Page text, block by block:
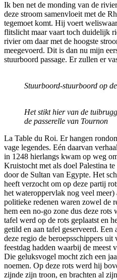
Ik ben net de monding van de
deze stroom samenvloeit met de
tegemoet komt. Hij voert
flitslicht maar vaart toch duidelijk
rivier om daar met de hoogste
meegevoerd. Dit is dan nu mijn
stuurboord passage. Er zullen er
Stuurboord-stuurboord op
Het stikt hier van de
de passerelle van Tournon
La Table du Roi. Er hangen
vage legendes. Eén daarvan
in 1248 hierlangs kwam op weg
Kruistocht met als doel Palestina
door de Sultan van Egypte. Het
heeft verzocht om op deze partij
het wateroppervlak nog veel
politieke redenen waren zowel de
hem een no-go zone dus deze rots
tafel werd op de rots geplaatst en
getild en aan tafel geserveerd.
deze regio de beroepsschippers
feestdag hadden waarbij de meest
Die geluksvogel mocht zich een
noemen. Op deze rots werd hij
zijnde zijn troon, en brachten al